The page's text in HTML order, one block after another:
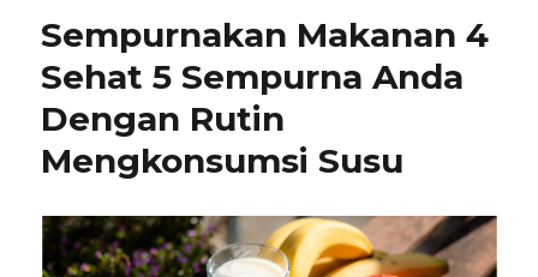
Sempurnakan Makanan 4
Sehat 5 Sempurna Anda
Dengan Rutin
Mengkonsumsi Susu